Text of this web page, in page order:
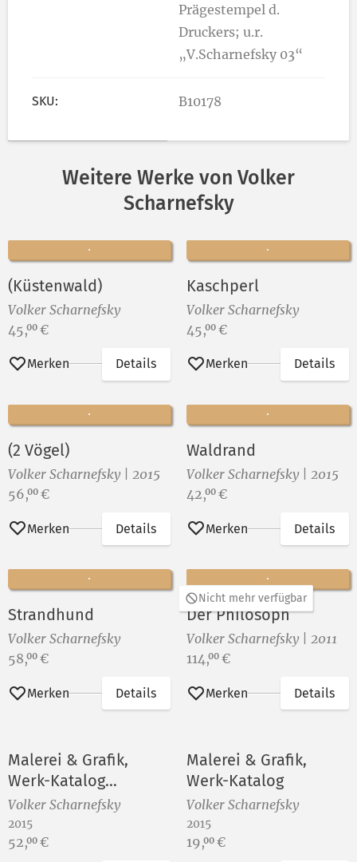
Prägestempel d.
Druckers; u.r.
„V.Scharnefsky 03“
SKU: B10178
Weitere Werke von Volker
Scharnefsky
(Küstenwald)
Volker Scharnefsky
Preis:
45,00 €
Merken Details
Kaschperl
Volker Scharnefsky
Preis:
45,00 €
Merken Details
(2 Vögel)
Volker Scharnefsky | 2015
Preis:
56,00 €
Merken Details
Waldrand
Volker Scharnefsky | 2015
Preis:
42,00 €
Merken Details
Strandhund
Volker Scharnefsky
Preis:
58,00 €
Merken Details
Nicht mehr verfügbar
Der Philosoph
Volker Scharnefsky | 2011
Preis:
114,00 €
Merken Details
Malerei & Grafik,
Werk-Katalog
(Vorzugsausgabe)
Volker Scharnefsky
2015
Preis:
52,00 €
Malerei & Grafik,
Werk-Katalog
Volker Scharnefsky
2015
Preis:
19,00 €